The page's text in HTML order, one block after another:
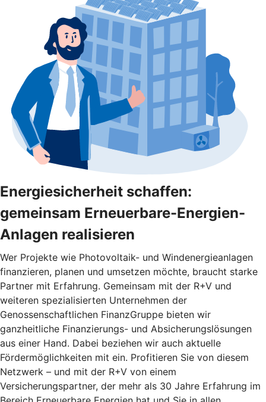
Energiesicherheit schaffen:
gemeinsam Erneuerbare-Energien-
Anlagen realisieren
Wer Projekte wie Photovoltaik- und Windenergieanlagen
finanzieren, planen und umsetzen möchte, braucht starke
Partner mit Erfahrung. Gemeinsam mit der R+V und
weiteren spezialisierten Unternehmen der
Genossenschaftlichen FinanzGruppe bieten wir
ganzheitliche Finanzierungs- und Absicherungslösungen
aus einer Hand. Dabei beziehen wir auch aktuelle
Fördermöglichkeiten mit ein. Profitieren Sie von diesem
Netzwerk – und mit der R+V von einem
Versicherungspartner, der mehr als 30 Jahre Erfahrung im